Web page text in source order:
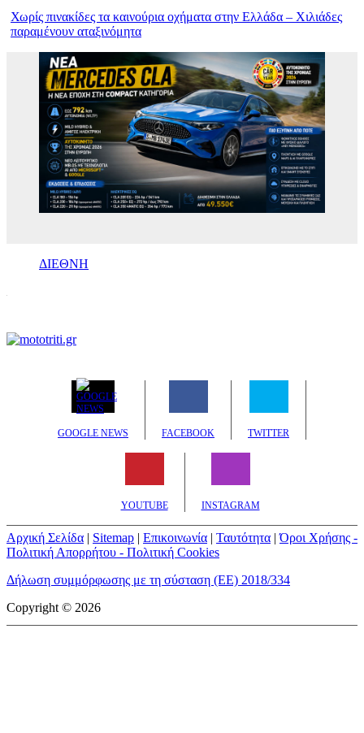
Χωρίς πινακίδες τα καινούρια οχήματα στην Ελλάδα – Χιλιάδες
παραμένουν αταξινόμητα
ΔΙΕΘΝΗ
GOOGLE NEWS FACEBOOK TWITTER
YOUTUBE INSTAGRAM
Αρχική Σελίδα | Sitemap | Επικοινωνία | Ταυτότητα |Όροι Χρήσης -
Πολιτική Απορρήτου - Πολιτική Cookies
Δήλωση συμμόρφωσης με τη σύσταση (ΕΕ) 2018/334
Copyright © 2026